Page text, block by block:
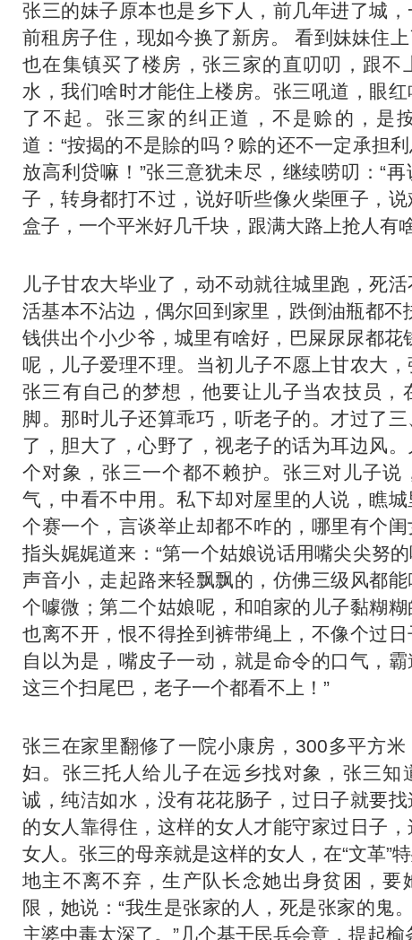
张三的妹子原本也是乡下人，前几年进了城
前租房子住，现如今换了新房。 看到妹妹住
也在集镇买了楼房，张三家的直叨叨，跟不
水，我们啥时才能住上楼房。张三吼道，眼
了不起。张三家的纠正道，不是赊的，是
道：“按揭的不是賒的吗？赊的还不一定承担
放高利贷嘛！”张三意犹未尽，继续唠叨：“
子，转身都打不过，说好听些像火柴匣子，
盒子，一个平米好几千块，跟满大路上抢人有
儿子甘农大毕业了，动不动就往城里跑，死
活基本不沾边，偶尔回到家里，跌倒油瓶都不
钱供出个小少爷，城里有啥好，巴屎尿尿都花
呢，儿子爱理不理。当初儿子不愿上甘农大，
张三有自己的梦想，他要让儿子当农技员，
脚。那时儿子还算乖巧，听老子的。才过了
了，胆大了，心野了，视老子的话为耳边风
个对象，张三一个都不赖护。张三对儿子说
气，中看不中用。私下却对屋里的人说，瞧
个赛一个，言谈举止却都不咋的，哪里有个
指头娓娓道来：“第一个姑娘说话用嘴尖尖努
声音小，走起路来轻飘飘的，仿佛三级风都
个噱微；第二个姑娘呢，和咱家的儿子黏糊
也离不开，恨不得拴到裤带绳上，不像个过
自以为是，嘴皮子一动，就是命令的口气，霸
这三个扫尾巴，老子一个都看不上！”
张三在家里翻修了一院小康房，300多平方
妇。张三托人给儿子在远乡找对象，张三知
诚，纯洁如水，没有花花肠子，过日子就要
的女人靠得住，这样的女人才能守家过日子
女人。张三的母亲就是这样的女人，在“文革”
地主不离不弃，生产队长念她出身贫困，要
限，她说：“我生是张家的人，死是张家的鬼
主婆中毒太深了。”几个基干民兵会意，提起榆